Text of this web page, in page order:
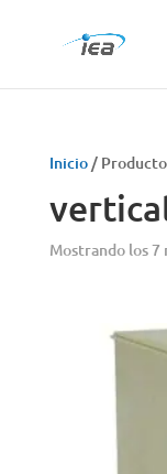
Inicio/
Mostrando los 7